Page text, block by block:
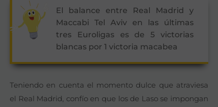
El balance entre Real Madrid y
Maccabi Tel Aviv en las últimas
tres Euroligas es de 5 victorias
blancas por 1 victoria macabea
Teniendo en cuenta el momento dulce que atraviesa
el Real Madrid, confío en que los de Laso se impongan